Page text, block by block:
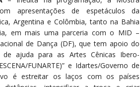
apresentações de espetáculos da
Argentina e Colômbia, tanto na Bahia
em mais uma parceria com o MID –
de Dança (DF), que tem apoio do
de ajuda para as Artes Cênicas Ibero-
FUNARTE)” e Idartes/Governo de
é estreitar os laços com os países